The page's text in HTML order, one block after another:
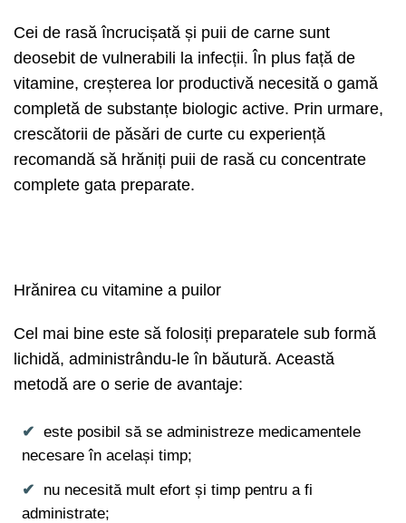
Cei de rasă încrucișată și puii de carne sunt
deosebit de vulnerabili la infecții. În plus față de
vitamine, creșterea lor productivă necesită o gamă
completă de substanțe biologic active. Prin urmare,
crescătorii de păsări de curte cu experiență
recomandă să hrăniți puii de rasă cu concentrate
complete gata preparate.
Hrănirea cu vitamine a puilor
Cel mai bine este să folosiți preparatele sub formă
lichidă, administrându-le în băutură. Această
metodă are o serie de avantaje:
este posibil să se administreze medicamentele
necesare în același timp;
nu necesită mult efort și timp pentru a fi
administrate;